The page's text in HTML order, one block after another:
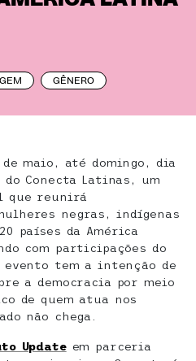
GÊNERO
maio, até domingo, dia
Conecta Latinas, um
que reunirá
negras, indígenas
países da América
com participações do
tem a intenção de
a democracia por meio
de quem atua nos
não chega.
Updateem parceria